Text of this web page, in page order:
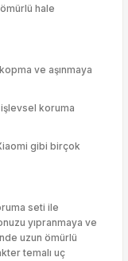
hale
ve aşınmaya
koruma
gibi birçok
seti ile
yıpranmaya ve
uzun ömürlü
temalı uç